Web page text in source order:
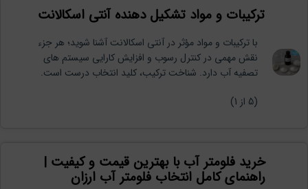
ترکیبات و مواد تشکیل دهنده آنتی اسکالانت
با ترکیبات و مواد مؤثر در آنتی اسکالانت آشنا شوید؛ هر جزء
نقش مهمی در کنترل رسوب و افزایش کارایی سیستم های
تصفیه آب دارد. شناخت ترکیب، کلید انتخاب درست است.
(
5 از 1)
خرید فلومتر آب با بهترین قیمت و کیفیت |
راهنمای کامل انتخاب فلومتر آب ارزان
نیلان واتر